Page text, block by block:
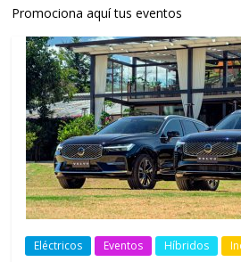
Promociona aquí tus eventos
Eléctricos Eventos Híbridos